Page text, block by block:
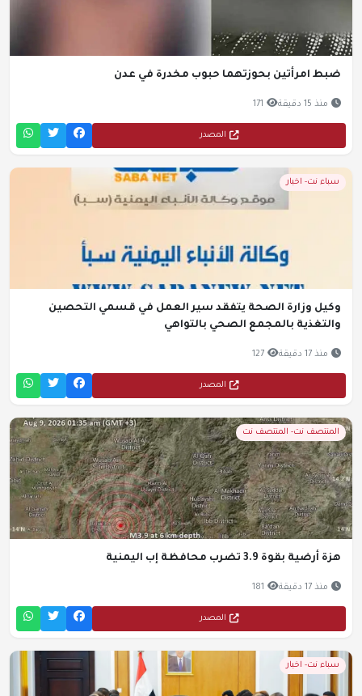
ضبط امرأتين بحوزتهما حبوب مخدرة في عدن
منذ 15 دقيقة 171
المصدر
سباء نت- اخبار
وكيل وزارة الصحة يتفقد سير العمل في قسمي التحصين
والتغذية بالمجمع الصحي بالتواهي
منذ 17 دقيقة 127
المصدر
المنتصف نت- المنتصف نت
هزة أرضية بقوة 3.9 تضرب محافظة إب اليمنية
منذ 17 دقيقة 181
المصدر
سباء نت- اخبار